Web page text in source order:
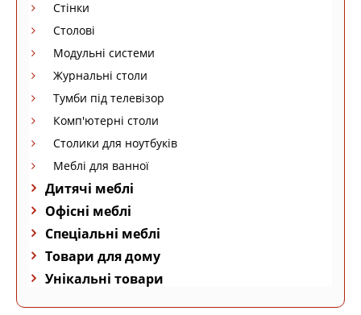
Стінки
Столові
Модульні системи
Журнальні столи
Тумби під телевізор
Комп'ютерні столи
Столики для ноутбуків
Меблі для ванної
Дитячі меблі
Офісні меблі
Спеціальні меблі
Товари для дому
Унікальні товари